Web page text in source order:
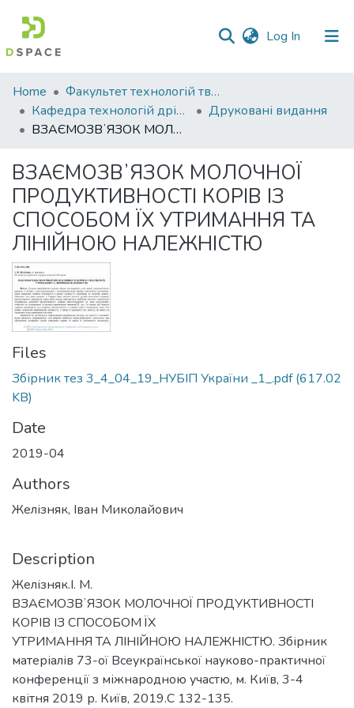
Log In (current)
Communities
&
Collections
Statistics
Home
Факультет технологій тваринництва та продовольства
Кафедра технологій дрібного тваринництва
Друковані видання
ВЗАЄМОЗВʼЯЗОК МОЛОЧНОЇ ПРОДУКТИВНОСТІ КОРІВ ІЗ СПОСОБОМ ЇХ УТРИМАННЯ ТА ЛІНІЙНОЮ НАЛЕЖНІСТЮ
ВЗАЄМОЗВʼЯЗОК МОЛОЧНОЇ
ПРОДУКТИВНОСТІ КОРІВ ІЗ
СПОСОБОМ ЇХ УТРИМАННЯ ТА
ЛІНІЙНОЮ НАЛЕЖНІСТЮ
Files
Збірник тез 3_4_04_19_НУБІП України _1_.pdf(617.02
KB)
Date
2019-04
Authors
Желізняк, Іван Миколайович
Description
Желізняк.І. М.
ВЗАЄМОЗВʼЯЗОК МОЛОЧНОЇ ПРОДУКТИВНОСТІ
КОРІВ ІЗ СПОСОБОМ ЇХ
УТРИМАННЯ ТА ЛІНІЙНОЮ НАЛЕЖНІСТЮ. Збірник
матеріалів 73-ої Всеукраїнської науково-практичної
конференції з міжнародною участю, м. Київ, 3-4
квітня 2019 р. Київ, 2019.С 132-135.